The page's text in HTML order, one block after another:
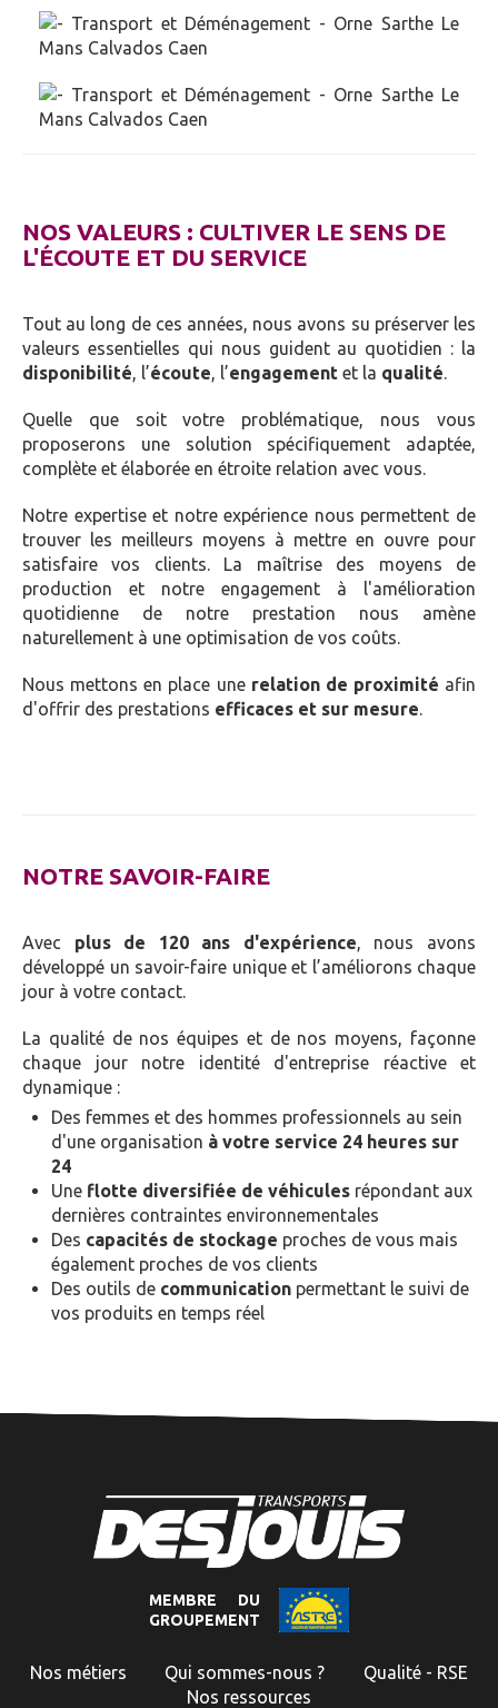
NOS VALEURS : CULTIVER LE SENS DE
L'ÉCOUTE ET DU SERVICE
Tout au long de ces années, nous avons su préserver les
valeurs essentielles qui nous guident au quotidien : la
disponibilité, l’écoute, l’engagement et la qualité.
Quelle que soit votre problématique, nous vous
proposerons une solution spécifiquement adaptée,
complète et élaborée en étroite relation avec vous.
Notre expertise et notre expérience nous permettent de
trouver les meilleurs moyens à mettre en ouvre pour
satisfaire vos clients. La maîtrise des moyens de
production et notre engagement à l'amélioration
quotidienne de notre prestation nous amène
naturellement à une optimisation de vos coûts.
Nous mettons en place une relation de proximité afin
d'offrir des prestations efficaces et sur mesure.
NOTRE SAVOIR-FAIRE
Avec plus de 120 ans d'expérience, nous avons
développé un savoir-faire unique et l’améliorons chaque
jour à votre contact.
La qualité de nos équipes et de nos moyens, façonne
chaque jour notre identité d'entreprise réactive et
dynamique :
Des femmes et des hommes professionnels au sein
d'une organisation à votre service 24 heures sur
24
Une flotte diversifiée de véhicules répondant aux
dernières contraintes environnementales
Des capacités de stockage proches de vous mais
également proches de vos clients
Des outils de communication permettant le suivi de
vos produits en temps réel
MEMBRE DU
GROUPEMENT
Nos métiers Qui sommes-nous ?
Qualité - RSE
Nos ressources